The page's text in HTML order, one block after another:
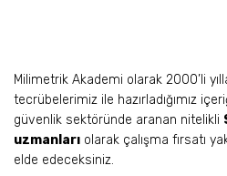
Milimetrik Akademi olarak 2000’li
tecrübelerimiz ile hazırladığımız
güvenlik sektöründe aranan nitelikli
uzmanları olarak çalışma fırsatı
elde edeceksiniz.